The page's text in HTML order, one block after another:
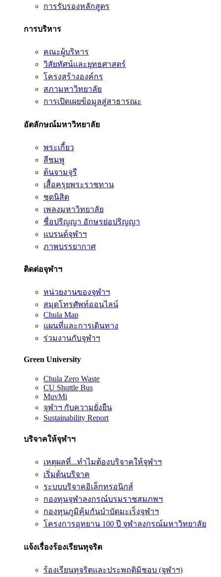
การรับรองหลักสูตร
การบริหาร
คณะผู้บริหาร
วิสัยทัศน์และยุทธศาสตร์
โครงสร้างองค์กร
สภามหาวิทยาลัย
การเปิดเผยข้อมูลสู่สาธารณะ
อัตลักษณ์มหาวิทยาลัย
พระเกี้ยว
สีชมพู
ต้นจามจุรี
เสื้อครุยพระราชทาน
ชุดนิสิต
เพลงมหาวิทยาลัย
ชื่อปริญญา อักษรย่อปริญญา
แบรนด์จุฬาฯ
ภาพบรรยากาศ
ติดต่อจุฬาฯ
หน่วยงานของจุฬาฯ
สมุดโทรศัพท์ออนไลน์
Chula Map
แผนที่และการเดินทาง
ร่วมงานกับจุฬาฯ
Green University
Chula Zero Waste
CU Shuttle Bus
MuvMi
จุฬาฯ กับความยั่งยืน
Sustainability Report
บริจาคให้จุฬาฯ
เหตุผลที่...ทำไมต้องบริจาคให้จุฬาฯ
เริ่มต้นบริจาค
ระบบบริจาคอิเล็กทรอนิกส์
กองทุนจุฬาลงกรณ์บรมราชสมภพฯ
กองทุนภูมิคุ้มกันบำบัดมะเร็งจุฬาฯ
โครงการอุทยาน 100 ปี จุฬาลงกรณ์มหาวิทยาลัย
แจ้งเรื่องร้องเรียนทุจริต
ร้องเรียนทุจริตและประพฤติมิชอบ (จุฬาฯ)